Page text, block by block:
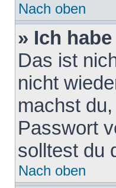
Nach oben
» Ich
Das ist
nicht
machst
Passwort
solltest du
Nach oben